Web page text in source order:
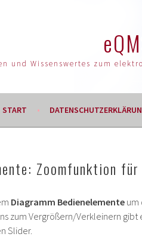
und Wissenswertes zum
START
Zoomfunktion für
Diagramm Bedienelemente um
zum Vergrößern/Verkleinern gibt
Slider.